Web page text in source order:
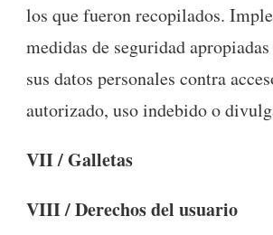
los que fueron recopilados.
medidas de seguridad
sus datos personales contra
autorizado, uso indebido o
VII / Galletas
VIII / Derechos del usuario